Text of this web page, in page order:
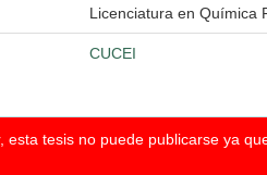
Licenciatura en Química
CUCEI
esta tesis no puede publicarse ya